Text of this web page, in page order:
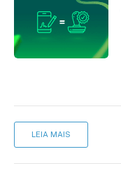
LEIA MAIS